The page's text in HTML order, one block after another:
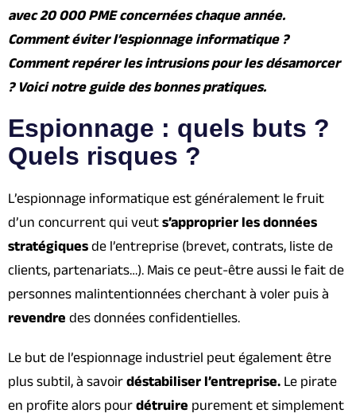
avec 20 000 PME concernées chaque année.
Comment éviter l’espionnage informatique ?
Comment repérer les intrusions pour les désamorcer
? Voici notre guide des bonnes pratiques.
Espionnage : quels buts ?
Quels risques ?
L’espionnage informatique est généralement le fruit
d’un concurrent qui veut s’approprier les données
stratégiques de l’entreprise (brevet, contrats, liste de
clients, partenariats…). Mais ce peut-être aussi le fait de
personnes malintentionnées cherchant à voler puis à
revendre des données confidentielles.
Le but de l’espionnage industriel peut également être
plus subtil, à savoir déstabiliser l’entreprise. Le pirate
en profite alors pour détruire purement et simplement